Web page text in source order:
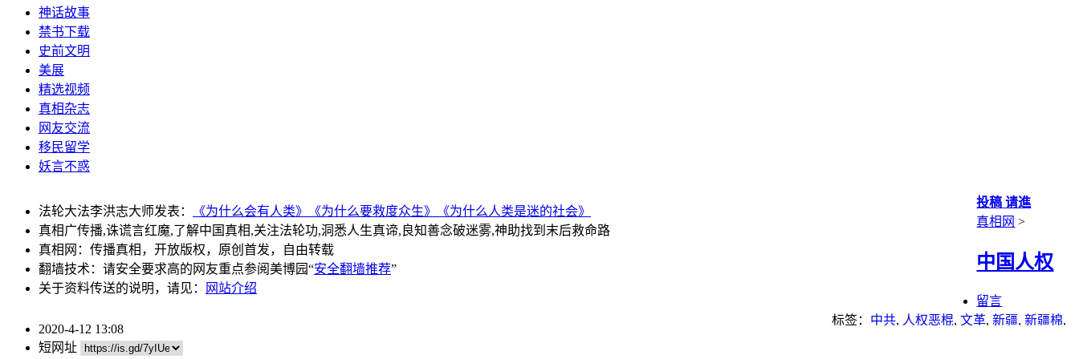
神话故事
禁书下载
史前文明
美展
精选视频
真相杂志
网友交流
移民留学
妖言不惑
法轮大法李洪志大师发表： 《为什么会有人类》 《为什么要救度众生》
《为什么人类是迷的社会》
真相广传播,诛谎言红魔,了解中国真相,关注法轮功,洞悉人生真谛,良知善念破迷雾,神助找到末后救命路
真相网：传播真相，开放版权，原创首发，自由转载
翻墙技术：请安全要求高的网友重点参阅美博园“安全翻墙推荐”
关于资料传送的说明，请见：
网站介绍
投稿 请進
真相网 >
中国人权
留言
标签： 中共, 人权恶棍, 文革, 新疆, 新疆棉,
2020-4-12 13:08
短网址